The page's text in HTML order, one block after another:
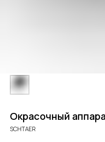
Окрасочный
SCHTAER